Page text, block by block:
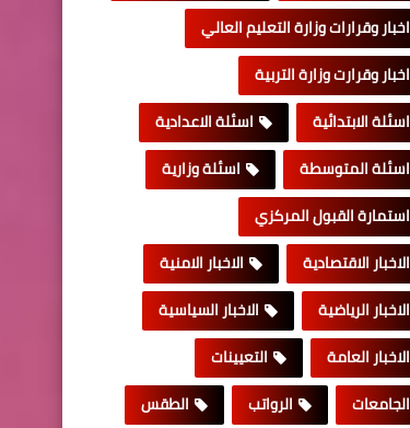
اخبار وقرارات وزارة التعليم العالي
اخبار وقرارت وزارة التربية
اسئلة الابتدائية
اسئلة الاعدادية
اسئلة المتوسطة
اسئلة وزارية
استمارة القبول المركزي
الاخبار الاقتصادية
الاخبار الامنية
الاخبار الرياضية
الاخبار السياسية
الاخبار العامة
التعيينات
الجامعات
الرواتب الطقس